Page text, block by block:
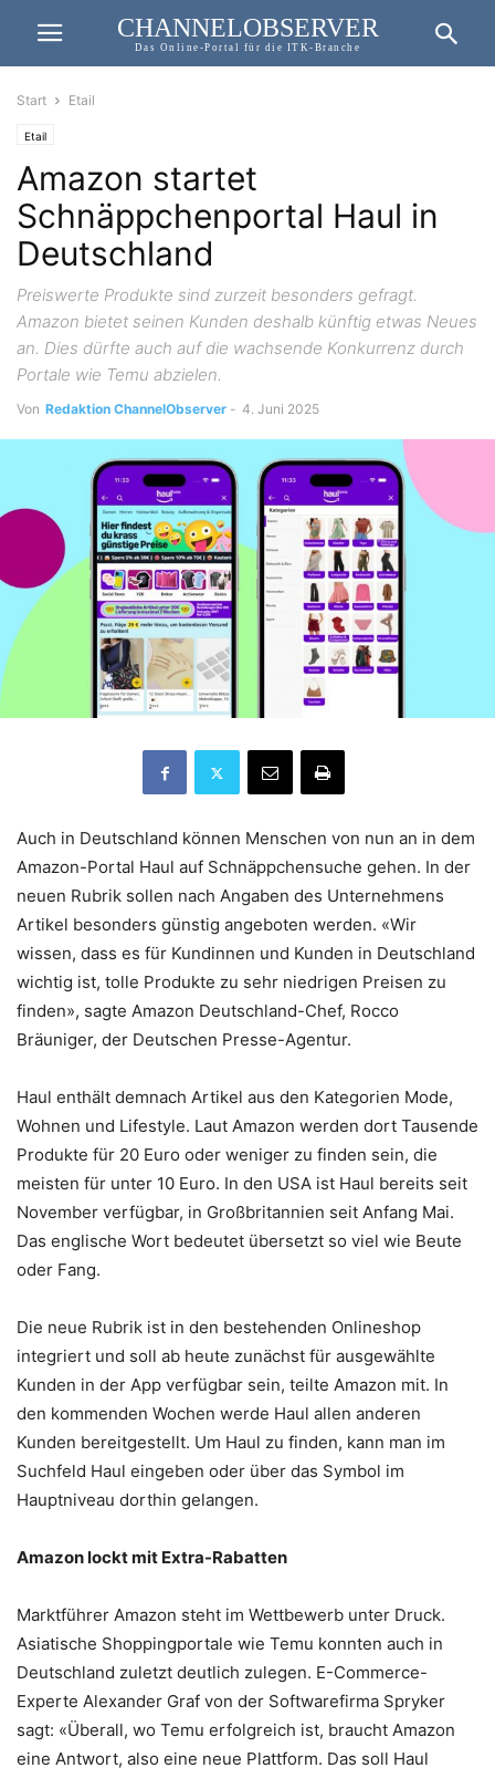
CHANNELOBSERVER
Das Online-Portal für die ITK-Branche
Start Etail
Etail
Amazon startet
Schnäppchenportal Haul in
Deutschland
Preiswerte Produkte sind zurzeit besonders gefragt.
Amazon bietet seinen Kunden deshalb künftig etwas Neues
an. Dies dürfte auch auf die wachsende Konkurrenz durch
Portale wie Temu abzielen.
Von Redaktion ChannelObserver - 4. Juni 2025
Auch in Deutschland können Menschen von nun an in dem
Amazon-Portal Haul auf Schnäppchensuche gehen. In der
neuen Rubrik sollen nach Angaben des Unternehmens
Artikel besonders günstig angeboten werden. «Wir
wissen, dass es für Kundinnen und Kunden in Deutschland
wichtig ist, tolle Produkte zu sehr niedrigen Preisen zu
finden», sagte Amazon Deutschland-Chef, Rocco
Bräuniger, der Deutschen Presse-Agentur.
Haul enthält demnach Artikel aus den Kategorien Mode,
Wohnen und Lifestyle. Laut Amazon werden dort Tausende
Produkte für 20 Euro oder weniger zu finden sein, die
meisten für unter 10 Euro. In den USA ist Haul bereits seit
November verfügbar, in Großbritannien seit Anfang Mai.
Das englische Wort bedeutet übersetzt so viel wie Beute
oder Fang.
Die neue Rubrik ist in den bestehenden Onlineshop
integriert und soll ab heute zunächst für ausgewählte
Kunden in der App verfügbar sein, teilte Amazon mit. In
den kommenden Wochen werde Haul allen anderen
Kunden bereitgestellt. Um Haul zu finden, kann man im
Suchfeld Haul eingeben oder über das Symbol im
Hauptniveau dorthin gelangen.
Amazon lockt mit Extra-Rabatten
Marktführer Amazon steht im Wettbewerb unter Druck.
Asiatische Shoppingportale wie Temu konnten auch in
Deutschland zuletzt deutlich zulegen. E-Commerce-
Experte Alexander Graf von der Softwarefirma Spryker
sagt: «Überall, wo Temu erfolgreich ist, braucht Amazon
eine Antwort, also eine neue Plattform. Das soll Haul